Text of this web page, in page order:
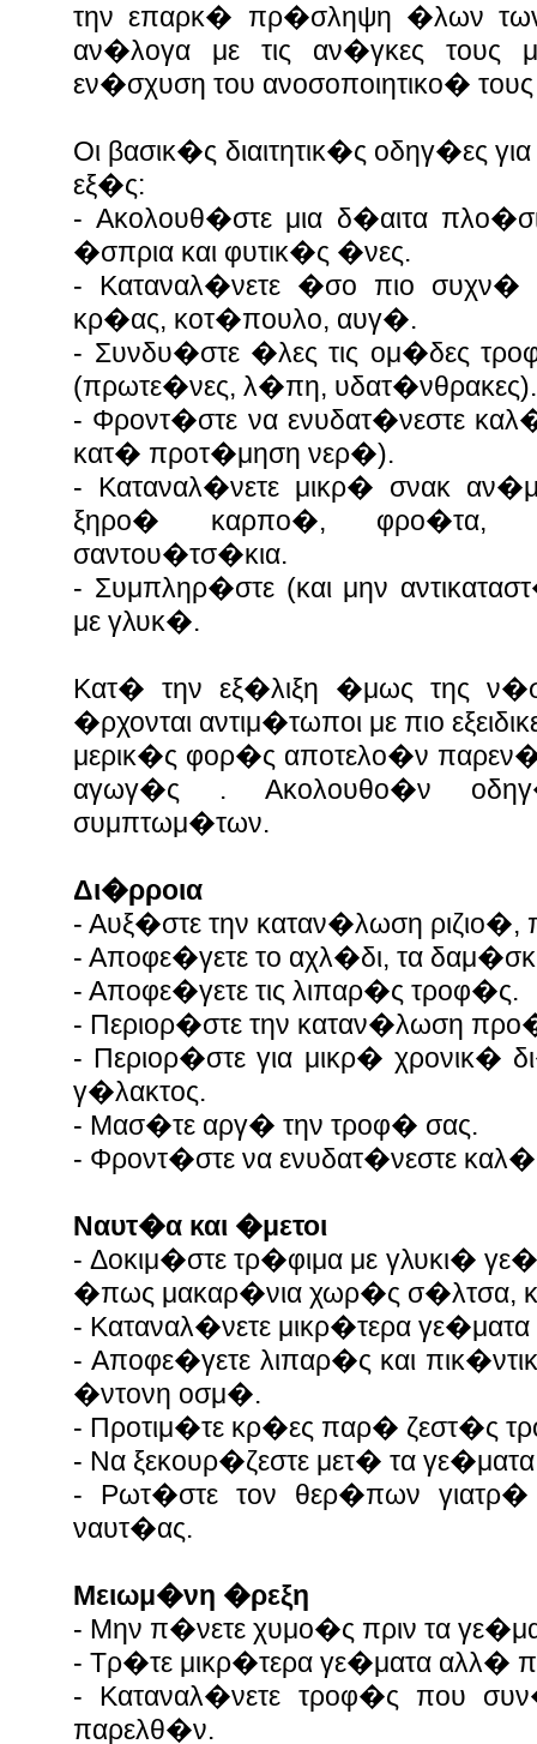
την επαρκ� πρ�σληψη �λων των
αν�λογα με τις αν�γκες
εν�σχυση του ανοσοποιητικο�
Οι βασικ�ς διαιτητικ�ς οδηγ�ες
εξ�ς:
- Ακολουθ�στε μια δ�αιτα
�σπρια και φυτικ�ς �νες.
- Καταναλ�νετε �σο πιο
κρ�ας, κοτ�πουλο, αυγ�.
- Συνδυ�στε �λες τις ομ�δες
(πρωτε�νες, λ�πη, υδατ�νθρακες).
- Φροντ�στε να ενυδατ�νεστε
κατ� προτ�μηση νερ�).
- Καταναλ�νετε μικρ� σνακ
ξηρο� καρπο�, φρο�τα,
σαντου�τσ�κια.
- Συμπληρ�στε (και μην
με γλυκ�.
Κατ� την εξ�λιξη �μως της
�ρχονται αντιμ�τωποι με πιο
μερικ�ς φορ�ς αποτελο�ν
αγωγ�ς . Ακολουθο�ν
συμπτωμ�των.
Δι�ρροια
- Αυξ�στε την καταν�λωση
- Αποφε�γετε το αχλ�δι, τα
- Αποφε�γετε τις λιπαρ�ς τροφ�ς.
- Περιορ�στε την καταν�λωση
- Περιορ�στε για μικρ� χρονικ�
γ�λακτος.
- Μασ�τε αργ� την τροφ� σας.
- Φροντ�στε να ενυδατ�νεστε
Ναυτ�α και �μετοι
- Δοκιμ�στε τρ�φιμα με γλυκι�
�πως μακαρ�νια χωρ�ς σ�λτσα,
- Καταναλ�νετε μικρ�τερα
- Αποφε�γετε λιπαρ�ς και
�ντονη οσμ�.
- Προτιμ�τε κρ�ες παρ� ζεστ�ς
- Να ξεκουρ�ζεστε μετ� τα
- Ρωτ�στε τον θερ�πων
ναυτ�ας.
Μειωμ�νη �ρεξη
- Μην π�νετε χυμο�ς πριν τα
- Τρ�τε μικρ�τερα γε�ματα αλλ�
- Καταναλ�νετε τροφ�ς που
παρελθ�ν.